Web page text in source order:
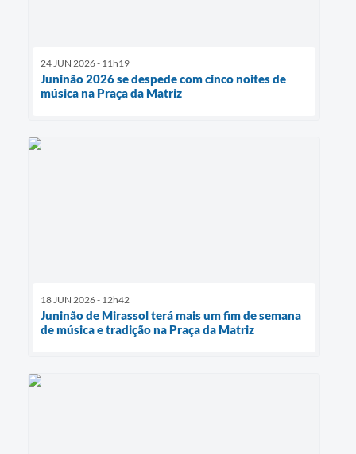
24 JUN 2026 - 11h19
Juninão 2026 se despede com cinco noites de
música na Praça da Matriz
18 JUN 2026 - 12h42
Juninão de Mirassol terá mais um fim de semana
de música e tradição na Praça da Matriz